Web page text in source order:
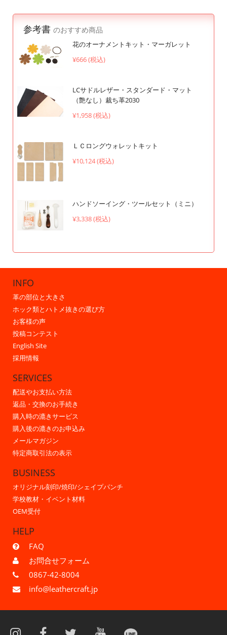
参考書 のおすすめ商品
花のオーナメントキット・マーガレット
¥666 (税込)
LCサドルレザー・スタンダード・マット
（艶なし）裁ち革2030
¥1,958 (税込)
ＬＣロングウォレットキット
¥10,124 (税込)
ハンドソーイング・ツールセット（ミニ）
¥3,338 (税込)
INFO
革の部位と大きさ
ホック類とハトメ抜きの選び方
お客様の声
投稿コンテスト
English Site
採用情報
SERVICES
配送やお支払い方法
返品・交換のお手続き
購入時の漉きサービス
購入後の漉きのお申込み
メールマガジン
特定商取引法の表示
BUSINESS
オリジナル刻印/焼印/シェイプパンチ
学校教材・イベント材料
OEM受付
HELP
FAQ
お問合せフォーム
0867-42-8004
info@leathercraft.jp